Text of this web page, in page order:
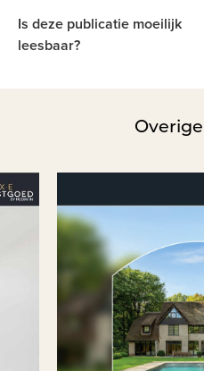
Is deze publicatie moeilijk
leesbaar?